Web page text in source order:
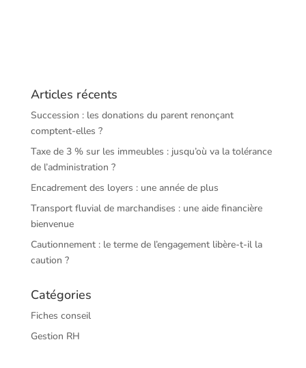
Articles récents
Succession : les donations du parent renonçant
comptent-elles ?
Taxe de 3 % sur les immeubles : jusqu’où va la tolérance
de l’administration ?
Encadrement des loyers : une année de plus
Transport fluvial de marchandises : une aide financière
bienvenue
Cautionnement : le terme de l’engagement libère-t-il la
caution ?
Catégories
Fiches conseil
Gestion RH